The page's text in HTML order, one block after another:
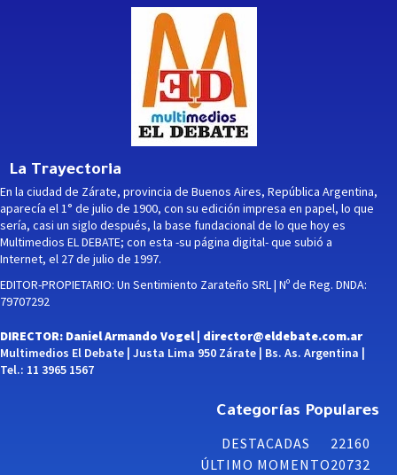
La Trayectoria
En la ciudad de Zárate, provincia de Buenos Aires, República Argentina,
aparecía el 1° de julio de 1900, con su edición impresa en papel, lo que
sería, casi un siglo después, la base fundacional de lo que hoy es
Multimedios EL DEBATE; con esta -su página digital- que subió a
Internet, el 27 de julio de 1997.
EDITOR-PROPIETARIO: Un Sentimiento Zarateño SRL | Nº de Reg. DNDA:
79707292
DIRECTOR: Daniel Armando Vogel | director@eldebate.com.ar
Multimedios El Debate | Justa Lima 950 Zárate | Bs. As. Argentina |
Tel.: 11 3965 1567
Categorías Populares
DESTACADAS
22160
ÚLTIMO MOMENTO20732